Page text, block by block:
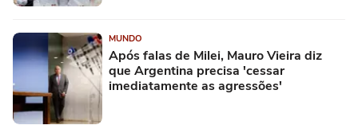
MUNDO
Após falas de Milei, Mauro Vieira diz
que Argentina precisa 'cessar
imediatamente as agressões'